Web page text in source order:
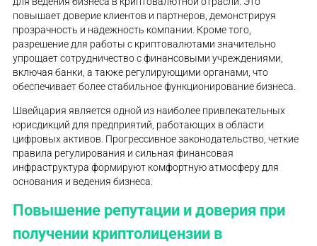
повышает доверие клиентов и партнеров, демонстрируя
прозрачность и надежность компании. Кроме того,
разрешение для работы с криптовалютами значительно
упрощает сотрудничество с финансовыми учреждениями,
включая банки, а также регулирующими органами, что
обеспечивает более стабильное функционирование бизнеса.
Швейцария является одной из наиболее привлекательных
юрисдикций для предприятий, работающих в области
цифровых активов. Прогрессивное законодательство, четкие
правила регулирования и сильная финансовая
инфраструктура формируют комфортную атмосферу для
основания и ведения бизнеса.
Повышение репутации и доверия при
получении криптолицензии в